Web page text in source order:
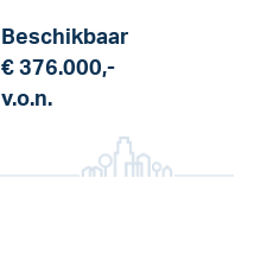
Beschikbaar
€ 376.000,-
v.o.n.